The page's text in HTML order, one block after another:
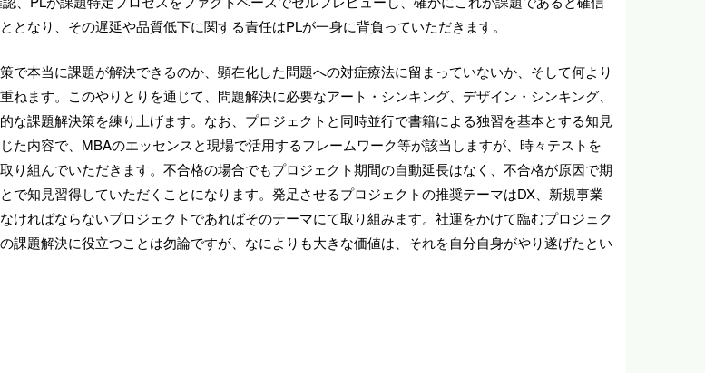
なり、その遅延や品質低下に関する責任はPLが一身に背負っていただきます。
で本当に課題が解決できるのか、顕在化した問題への対症療法に留まっていないか、そして何より
ます。このやりとりを通じて、問題解決に必要なアート・シンキング、デザイン・シンキング、
な課題解決策を練り上げます。なお、プロジェクトと同時並行で書籍による独習を基本とする知見
た内容で、MBAのエッセンスと現場で活用するフレームワーク等が該当しますが、時々テストを
組んでいただきます。不合格の場合でもプロジェクト期間の自動延長はなく、不合格が原因で期
知見習得していただくことになります。発足させるプロジェクトの推奨テーマはDX、新規事業
ればならないプロジェクトであればそのテーマにて取り組みます。社運をかけて臨むプロジェク
課題解決に役立つことは勿論ですが、なによりも大きな価値は、それを自分自身がやり遂げたとい